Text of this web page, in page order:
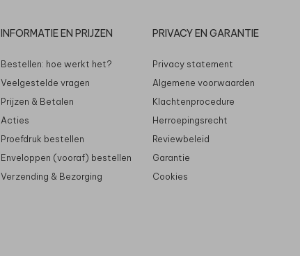
INFORMATIE EN PRIJZEN
Bestellen: hoe werkt het?
Veelgestelde vragen
Prijzen & Betalen
Acties
Proefdruk bestellen
Enveloppen (vooraf) bestellen
Verzending & Bezorging
PRIVACY EN GARANTIE
Privacy statement
Algemene voorwaarden
Klachtenprocedure
Herroepingsrecht
Reviewbeleid
Garantie
Cookies